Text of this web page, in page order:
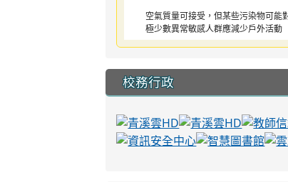
空氣質量可接受，但某些污染物可能
極少數異常敏感人群應減少戶外活動
校務行政